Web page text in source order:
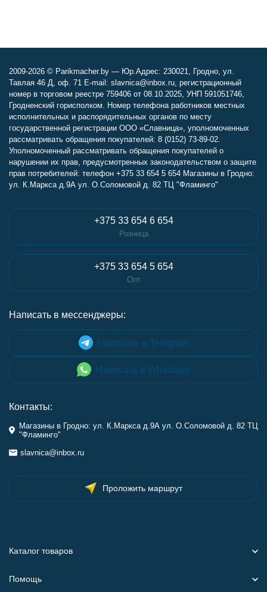
2009-2026 © Parikmacher.by — Юр.Адрес: 230021, Гродно, ул.
Тавлая 46 Д, оф. 71 E-mail: slavnica@inbox.ru, регистрационный
номер в торговом реестре 759406 от 08.10.2025, УНП 591051746,
Гродненский горисполком. Номер телефона работников местных
исполнительных и распорядительных органов по месту
государственной регистрации ООО «Славница», уполномоченных
рассматривать обращения покупателей: 8 (0152) 73-89-02.
Уполномоченный рассматривать обращения покупателей о
нарушении их прав, предусмотренных законодательством о защите
прав потребителей: телефон +375 33 654 5 654 Магазины в Гродно:
ул. К.Маркса д.9А ул. О.Соломовой д. 82 ТЦ "Фламинго"
+375 33 654 6 654
Розница
+375 33 654 5 654
Опт
Написать в мессенджеры:
Написать в Telegram
Написать в Whatsapp
Контакты:
Магазины в Гродно: ул. К.Маркса д.9А ул. О.Соломовой д. 82 ТЦ
"Фламинго"
slavnica@inbox.ru
Проложить маршрут
Каталог товаров
Помощь